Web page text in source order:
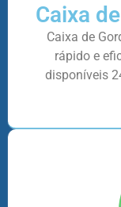
Caixa
Caixa de
rápido e
disponíveis